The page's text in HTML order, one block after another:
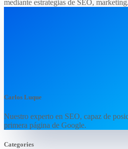
mediante estrategias de SEO,
Carlos Luque
Nuestro experto en SEO, capaz de
primera página de Google.
Categories